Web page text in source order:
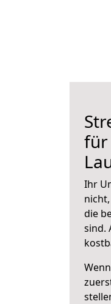
für
Ihr
die
sind.